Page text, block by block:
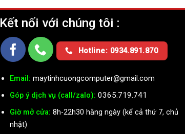
Kết nối với chúng tôi :
Hotline: 0934.891.870
Email: maytinhcuongcomputer@gmail.com
Góp ý dịch vụ (call/zalo): 0365.719.741
Giờ mở cửa: 8h-22h30 hằng ngày (kể cả thứ 7, chủ
nhật)